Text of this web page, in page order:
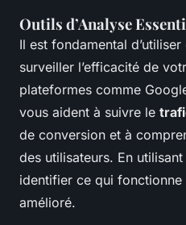
Outils d’Analyse
Il est fondamental d’utiliser
surveiller l’efficacité de
plateformes comme
vous aident à suivre le
de conversion et à
des utilisateurs. En
identifier ce qui
amélioré.